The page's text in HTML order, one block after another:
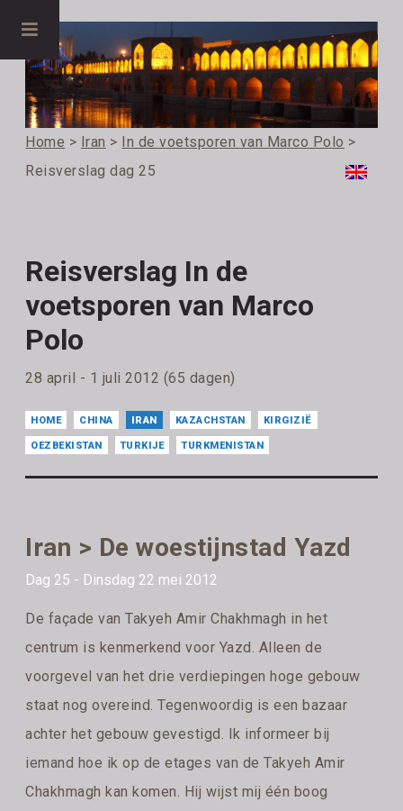
Home > Iran > In de voetsporen van Marco Polo >
Reisverslag dag 25
Reisverslag In de
voetsporen van Marco
Polo
28 april - 1 juli 2012 (65 dagen)
HOME CHINA IRAN KAZACHSTAN KIRGIZIË
OEZBEKISTAN TURKIJE TURKMENISTAN
Iran > De woestijnstad Yazd
Dag 25 - Dinsdag 22 mei 2012
De façade van Takyeh Amir Chakhmagh in het
centrum is kenmerkend voor Yazd. Alleen de
voorgevel van het drie verdiepingen hoge gebouw
staat nog overeind. Tegenwoordig is een bazaar
achter het gebouw gevestigd. Ik informeer bij
iemand hoe ik op de etages van de Takyeh Amir
Chakhmagh kan komen. Hij wijst mij één boog